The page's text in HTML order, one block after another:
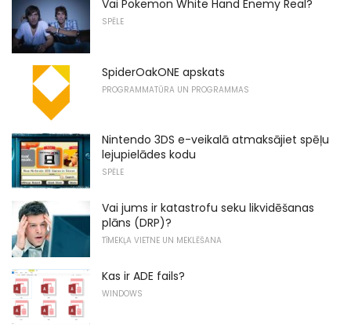
Vai Pokemon White Hand Enemy Real?
SPĒLE
SpiderOakONE apskats
PROGRAMMATŪRA UN PROGRAMMAS
Nintendo 3DS e-veikalā atmaksājiet spēļu
lejupielādes kodu
SPĒLE
Vai jums ir katastrofu seku likvidēšanas
plāns (DRP)?
TĪMEKĻA VIETNE UN MEKLĒŠANA
Kas ir ADE fails?
WINDOWS